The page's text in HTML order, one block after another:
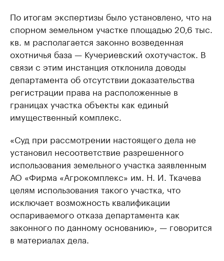
По итогам экспертизы было установлено, что на
спорном земельном участке площадью 20,6 тыс.
кв. м располагается законно возведенная
охотничья база — Кучериевский охотучасток. В
связи с этим инстанция отклонила доводы
департамента об отсутствии доказательства
регистрации права на расположенные в
границах участка объекты как единый
имущественный комплекс.
«Суд при рассмотрении настоящего дела не
установил несоответствие разрешенного
использования земельного участка заявленным
АО «Фирма «Агрокомплекс» им. Н. И. Ткачева
целям использования такого участка, что
исключает возможность квалификации
оспариваемого отказа департамента как
законного по данному основанию», — говорится
в материалах дела.